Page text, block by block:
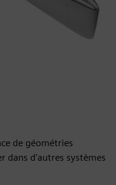
de géométries
dans d'autres systèmes